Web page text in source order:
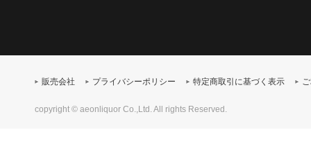
販売会社 プライバシーポリシー 特定商取引に基づく表示
copyright © aeonliquor Co.,Ltd. All rights Reserved.